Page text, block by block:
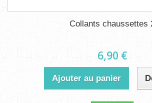
Collants chaussettes
6,90 €
Ajouter au panier